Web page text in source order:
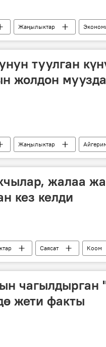
Жаңылыктар
жана коммуникациялар
туулган
жолдон
Жаңылыктар
жалаа
кез келди
Саясат Коом
чагылдырган
жети факты